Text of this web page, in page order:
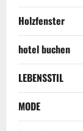
Holzfenster
hotel buchen
LEBENSSTIL
MODE